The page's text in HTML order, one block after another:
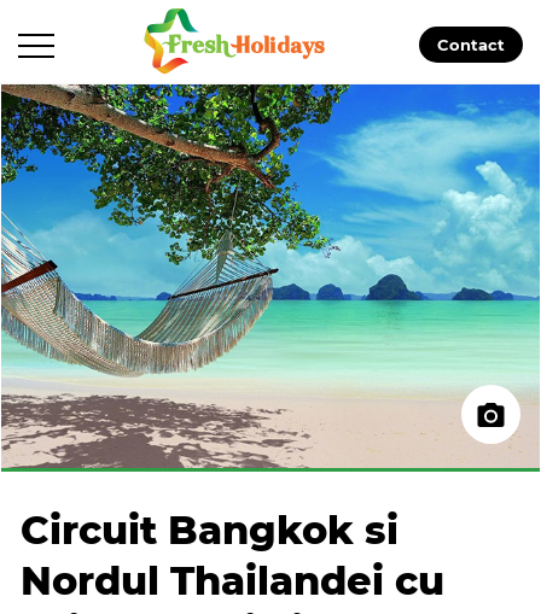
Contact
Circuit Bangkok si
Nordul Thailandei cu